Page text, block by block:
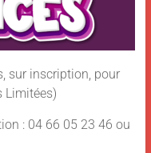
sur inscription, pour
Limitées)
: 04 66 05 23 46 ou